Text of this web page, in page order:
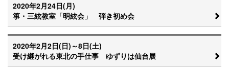
2020年2月24日(月)
箏・三絃教室「明絃会」 弾き初め会
2020年2月2日(日)～8日(土)
受け継がれる東北の手仕事 ゆずりは仙台展